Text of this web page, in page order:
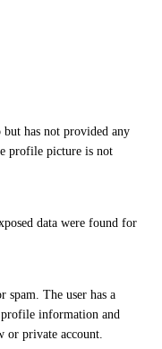
but has not provided any
profile picture is not
data were found for
spam. The user has a
information and
or private account.